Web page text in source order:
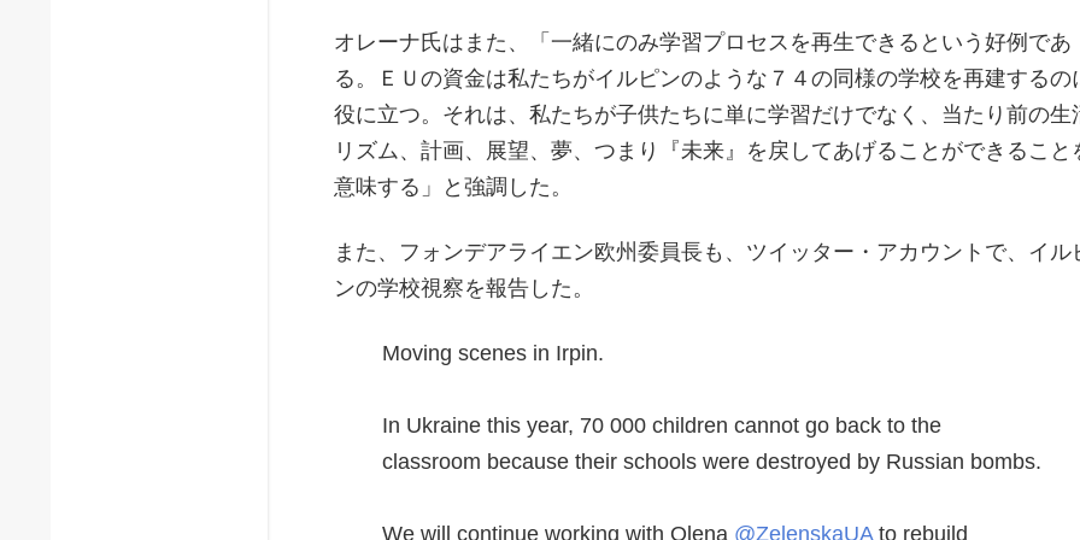
オレーナ氏はまた、「一緒にのみ学習プロセスを再生できるという好例であ
る。ＥＵの資金は私たちがイルピンのような７４の同様の学校を再建するの
役に立つ。それは、私たちが子供たちに単に学習だけでなく、当たり前の生
リズム、計画、展望、夢、つまり『未来』を戻してあげることができること
意味する」と強調した。
また、フォンデアライエン欧州委員長も、ツイッター・アカウントで、イル
ンの学校視察を報告した。
Moving scenes in Irpin.
In Ukraine this year, 70 000 children cannot go back to the
classroom because their schools were destroyed by Russian bombs.
We will continue working with Olena @ZelenskaUAto rebuild